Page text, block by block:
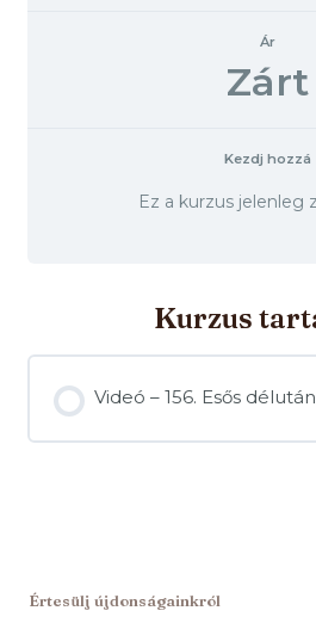
Ár
Zárt
Kezdj hozzá
Ez a kurzus jelenleg
Kurzus
Videó – 156. Esős délután
Értesülj újdonságainkról